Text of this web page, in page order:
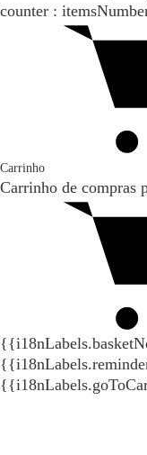
counter :
Carrinho
Carrinho de compras